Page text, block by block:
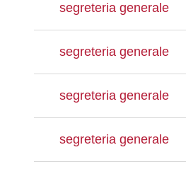
segreteria generale
segreteria generale
segreteria generale
segreteria generale